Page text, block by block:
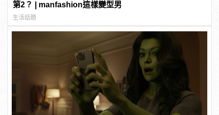
第2？ | manfashion這樣變型男
生活話題